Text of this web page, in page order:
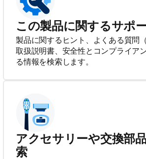
この製品に関するサポ
製品に関するヒント、よくある質問（
取扱説明書、安全性とコンプライア
る情報を検索します。
アクセサリーや交換部
索